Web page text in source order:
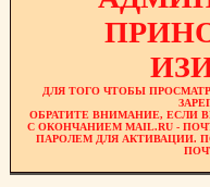
ДЛЯ ТОГО ЧТОБЫ
ОБРАТИТЕ ВНИМАНИЕ, ЕСЛИ
С ОКОНЧАНИЕМ MAIL.RU -
ПАРОЛЕМ ДЛЯ АКТИВАЦИИ.